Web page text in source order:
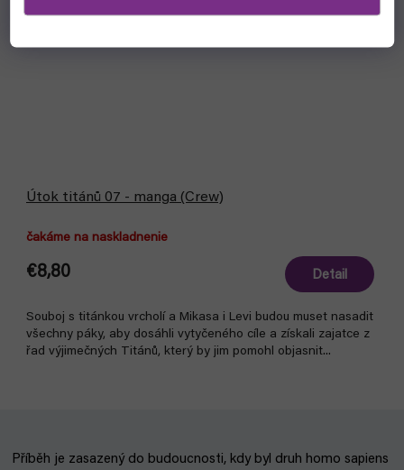
Útok titánů 07 - manga (Crew)
čakáme na naskladnenie
€8,80 Detail
Souboj s titánkou vrcholí a Mikasa i Levi budou muset nasadit
všechny páky, aby dosáhli vytyčeného cíle a získali zajatce z
řad výjimečných Titánů, který by jim pomohl objasnit...
Příběh je zasazený do budoucnosti, kdy byl druh homo sapiens